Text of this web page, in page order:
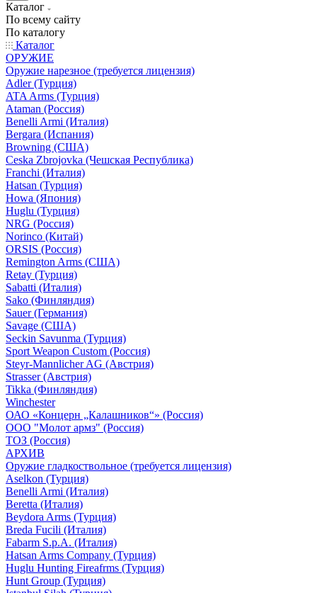
Каталог
По всему сайту
По каталогу
Каталог
ОРУЖИЕ
Оружие нарезное (требуется лицензия)
Adler (Турция)
ATA Arms (Турция)
Ataman (Россия)
Benelli Armi (Италия)
Bergara (Испания)
Browning (США)
Ceska Zbrojovka (Чешская Республика)
Franchi (Италия)
Hatsan (Турция)
Howa (Япония)
Huglu (Турция)
NRG (Россия)
Norinco (Китай)
ORSIS (Россия)
Remington Arms (США)
Retay (Турция)
Sabatti (Италия)
Sako (Финляндия)
Sauer (Германия)
Savage (США)
Seckin Savunma (Турция)
Sport Weapon Custom (Россия)
Steyr-Mannlicher AG (Австрия)
Strasser (Австрия)
Tikka (Финляндия)
Winchester
ОАО «Концерн „Калашников“» (Россия)
ООО "Молот армз" (Россия)
ТОЗ (Россия)
АРХИВ
Оружие гладкоствольное (требуется лицензия)
Aselkon (Турция)
Benelli Armi (Италия)
Beretta (Италия)
Beydora Arms (Турция)
Breda Fucili (Италия)
Fabarm S.p.A. (Италия)
Hatsan Arms Company (Турция)
Huglu Hunting Fireafrms (Турция)
Hunt Group (Турция)